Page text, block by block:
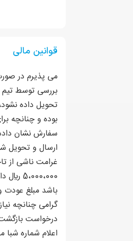
قوانین مالی
می پذیرم در
بررسی توسط تیم
تحویل داده
بوده و چنانچه
ارسال و تحویل
گرامی چنانچه
اعلام شماره